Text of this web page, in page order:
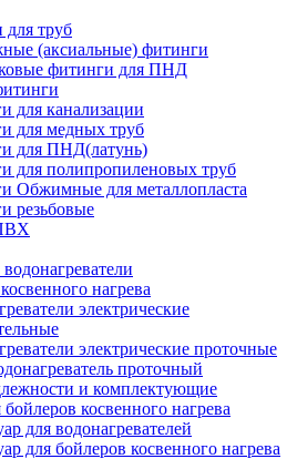
труб
(аксиальные) фитинги
фитинги для ПНД
для канализации
для медных труб
для ПНД(латунь)
для полипропиленовых труб
Обжимные для металлопласта
резьбовые
нагрева
электрические
электрические проточные
проточный
и комплектующие
косвенного нагрева
для водонагревателей
для бойлеров косвенного нагрева